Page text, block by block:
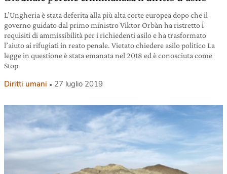
L’Ungheria è stata deferita alla più alta corte europea dopo che il
governo guidato dal primo ministro Viktor Orbàn ha ristretto i
requisiti di ammissibilità per i richiedenti asilo e ha trasformato
l’aiuto ai rifugiati in reato penale. Vietato chiedere asilo politico La
legge in questione è stata emanata nel 2018 ed è conosciuta come
Stop
Diritti umani 27 luglio 2019